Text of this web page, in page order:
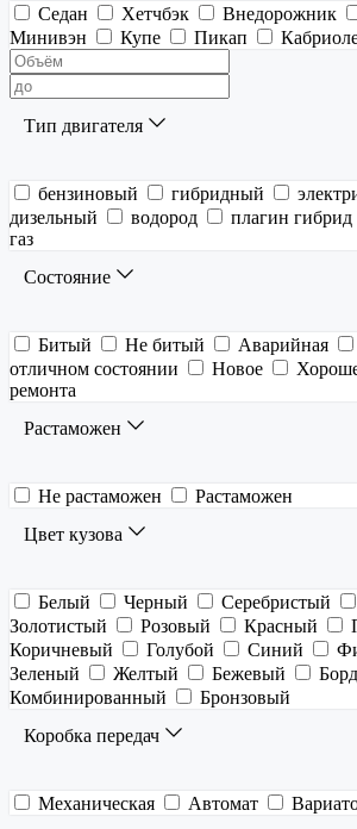
Седан Хетчбэк Внедорожник
Минивэн
Купе Пикап
Тип двигателя
бензиновый гибридный
дизельный
водород плагин гибрид
газ
Состояние
Битый Не битый Аварийная
отличном состоянии
Новое
ремонта
Растаможен
Не растаможен
Растаможен
Цвет кузова
Белый Черный Серебристый
Золотистый
Розовый Красный
Коричневый
Голубой Синий
Зеленый
Желтый Бежевый
Комбинированный
Бронзовый
Коробка передач
Механическая Автомат